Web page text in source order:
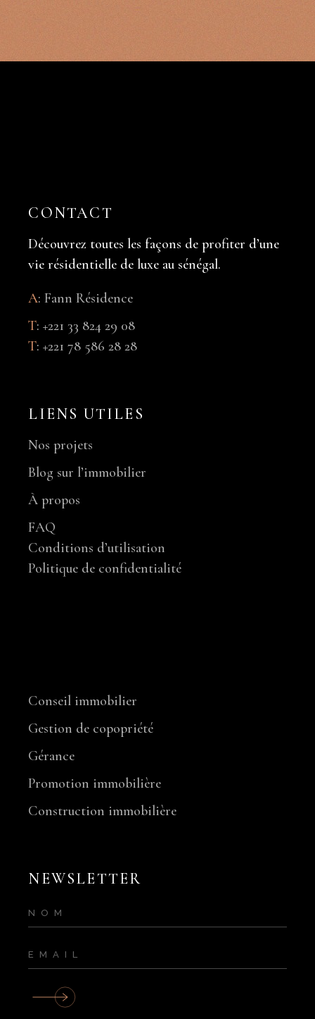
CONTACT
Découvrez toutes les façons de profiter d’une
vie résidentielle de luxe au sénégal.
A:Fann Résidence
T:+221 33 824 29 08
T:+221 78 586 28 28
LIENS UTILES
Nos projets
Blog sur l’immobilier
À propos
FAQ
Conditions d’utilisation
Politique de confidentialité
Conseil immobilier
Gestion de copopriété
Gérance
Promotion immobilière
Construction immobilière
NEWSLETTER